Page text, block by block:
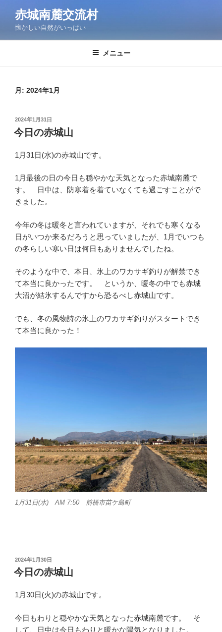
ン
赤城南麓交流村
懐かしい自然がいっぱい
メニュー
月: 2024年1月
投
稿
日:
2024年1月31日
今日の赤城山
1月31日(水)の赤城山です。
1月最後の日の今日も穏やかな天気となった赤城南麓で
す。 日中は、防寒着を着ていなくても過ごすことがで
きました。
今年の冬は暖冬と言われていますが、それでも寒くなる
日がいつか来るだろうと思っていましたが、1月でいつも
の冬らしい寒い日は何日もありませんでしたね。
そのような中で、本日、氷上のワカサギ釣りが解禁でき
て本当に良かったです。 というか、暖冬の中でも赤城
大沼が結氷するんですから恐るべし赤城山です。
でも、冬の風物詩の氷上のワカサギ釣りがスタートでき
て本当に良かった！
1月31日(水) AM 7:50 前橋市苗ケ島町
投
稿
日:
2024年1月30日
今日の赤城山
1月30日(火)の赤城山です。
今日もわりと穏やかな天気となった赤城南麓です。 そ
して、日中は今日もわりと暖かな陽気となりました。